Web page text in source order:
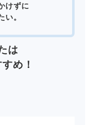
けずに
い。
は
め！